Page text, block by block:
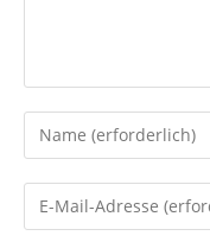
Gib
deinen
Namen
oder
Gib
deine